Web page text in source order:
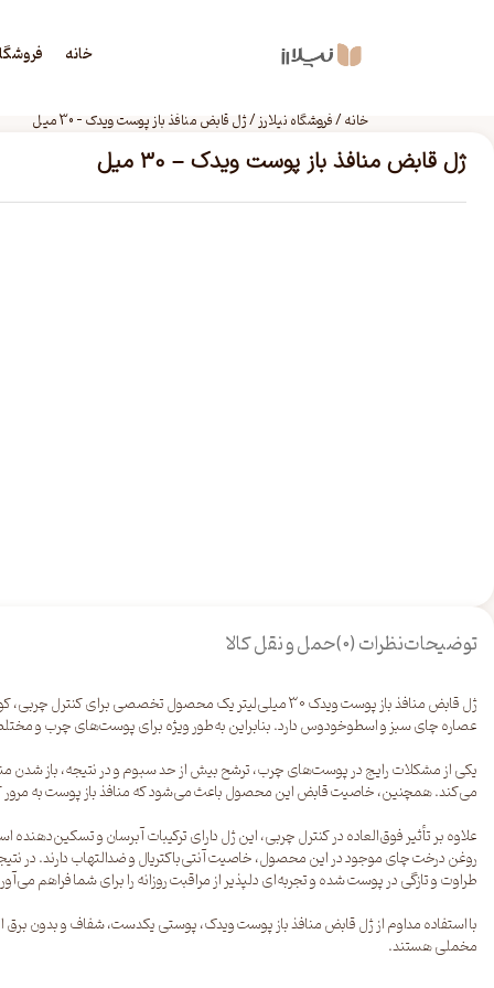
خانه
خانه/فروشگاه نیلارز/ژل قابض منافذ باز پوست ویدک – 30 میل
ژل قابض منافذ باز پوست ویدک – 30 میل
توضیحاتنظرات (0) حمل و نقل کالا
ژل قابض منافذ باز پوست ویدک 30 میلی‌لیتر یک محصول
عصاره چای سبز و اسطوخودوس دارد. بنابراین به‌طور ویژه برای پوست‌های چرب و
یکی از مشکلات رایج در پوست‌های چرب، ترشح بیش از حد سبوم و در نتیجه، باز
می‌کند. همچنین، خاصیت قابض این محصول باعث می‌شود که منافذ باز پوست به
علاوه بر تأثیر فوق‌العاده در کنترل چربی، این ژل دارای ترکیبات آبرسان و
روغن درخت چای موجود در این محصول، خاصیت آنتی‌باکتریال و ضدالتهاب دارند.
طراوت و تازگی در پوست شده و تجربه‌ای دلپذیر از مراقبت روزانه را برای شما فراهم
با استفاده مداوم از ژل قابض منافذ باز پوست ویدک، پوستی یکدست، شفاف و بدون
مخملی هستند.